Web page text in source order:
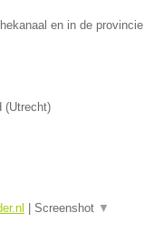
en in de provincie
(Utrecht)
Screenshot ▼